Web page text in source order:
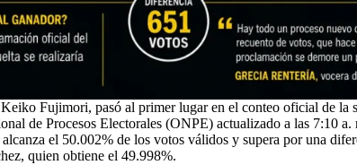
Fujimori, pasó al primer lugar en el conteo oficial de la
de Procesos Electorales (ONPE) actualizado a las 7:10
el 50.002% de los votos válidos y supera por una
quien obtiene el 49.998%.